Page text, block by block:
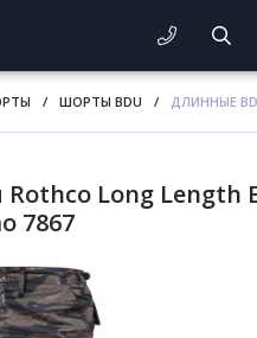
/ ШОРТЫ BDU / ДЛИННЫЕ
Long Length
7867